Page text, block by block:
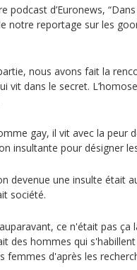
podcast d’Euronews,
notre reportage sur les
nous avons fait la
vit dans le secret.
gay, il vit avec la peur
insultante pour désigner
devenue une insulte était
société.
ce n'était pas ça
des hommes qui
femmes d'après les